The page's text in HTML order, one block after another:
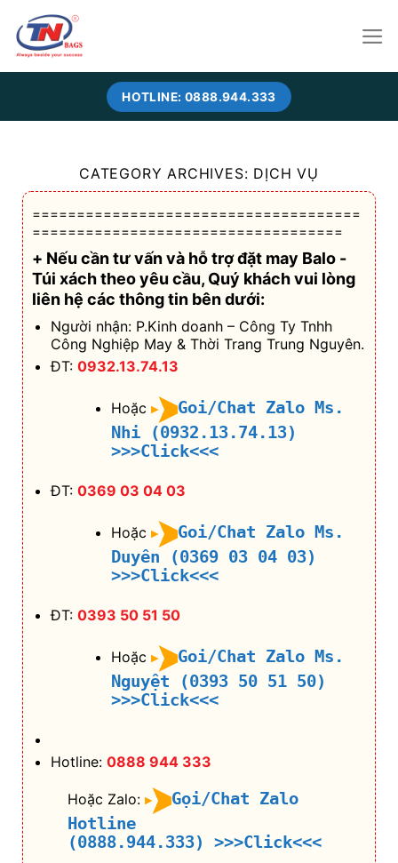
content
HOTLINE: 0888.944.333
CATEGORY ARCHIVES: DỊCH VỤ
=====================================
===================================
+ Nếu cần tư vấn và hỗ trợđặt may Balo -
Túi xách theo yêu cầu, Quý khách vui lòng
liên hệ các thông tin bên dưới:
Người nhận: P.Kinh doanh – Công Ty Tnhh
Công Nghiệp May & Thời Trang Trung Nguyên.
ĐT: 0932.13.74.13
Hoặc
Goi/Chat Zalo Ms.
Nhi (0932.13.74.13)
>>>Click<<<
ĐT: 0369 03 04 03
Hoặc
Goi/Chat Zalo Ms.
Duyên (0369 03 04 03)
>>>Click<<<
ĐT: 0393 50 51 50
Hoặc
Goi/Chat Zalo Ms.
Nguyệt (0393 50 51 50)
>>>Click<<<
Hotline: 0888 944 333
Hoặc Zalo:
Gọi/Chat Zalo
Hotline
(0888.944.333)
>>>Click<<<